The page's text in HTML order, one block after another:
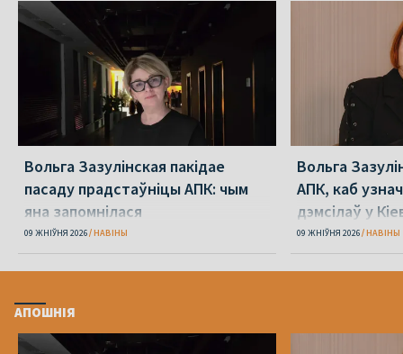
Вольга Зазулінская пакідае
пасаду прадстаўніцы АПК: чым
яна запомнілася
09 ЖНІЎНЯ 2026 НАВІНЫ
Вольга
АПК, каб
дэмсілаў у
Юлія Міцкевіч
09 ЖНІЎНЯ 2026 НАВІНЫ
АПОШНІЯ